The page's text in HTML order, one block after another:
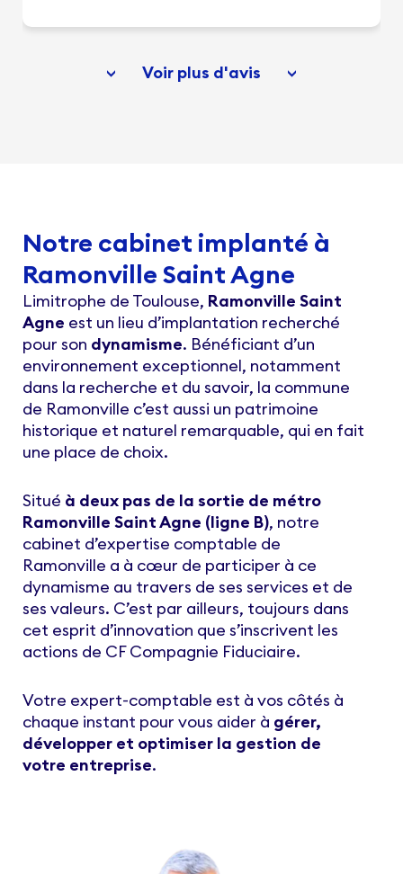
Voir plus d'avis
Notre cabinet implanté à
Ramonville Saint Agne
Limitrophe de Toulouse, Ramonville Saint
Agne est un lieu d’implantation recherché
pour son dynamisme. Bénéficiant d’un
environnement exceptionnel, notamment
dans la recherche et du savoir, la commune
de Ramonville c’est aussi un patrimoine
historique et naturel remarquable, qui en fait
une place de choix.
Situé à deux pas de la sortie de métro
Ramonville Saint Agne (ligne B), notre
cabinet d’expertise comptable de
Ramonville a à cœur de participer à ce
dynamisme au travers de ses services et de
ses valeurs. C’est par ailleurs, toujours dans
cet esprit d’innovation que s’inscrivent les
actions de CF Compagnie Fiduciaire.
Votre expert-comptable est à vos côtés à
chaque instant pour vous aider à gérer,
développer et optimiser la gestion de
votre entreprise.